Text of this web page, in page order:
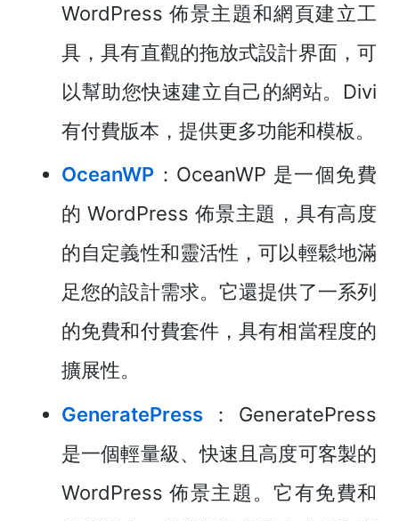
WordPress 佈景主題和網頁建立工
具，具有直觀的拖放式設計界面，可
以幫助您快速建立自己的網站。Divi
有付費版本，提供更多功能和模板。
OceanWP ：OceanWP 是一個免費
的 WordPress 佈景主題，具有高度
的自定義性和靈活性，可以輕鬆地滿
足您的設計需求。它還提供了一系列
的免費和付費套件，具有相當程度的
擴展性。
GeneratePress ：GeneratePress
是一個輕量級、快速且高度可客製的
WordPress 佈景主題。它有免費和